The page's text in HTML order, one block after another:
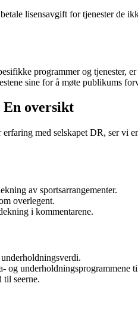
lisensavgift for tjenester
programmer og
sine for å møte publikums
oversikt
med selskapet DR, ser
av sportsarrangementer.
overlegent.
i kommentarene.
og underholdningsprogrammene
seerne.